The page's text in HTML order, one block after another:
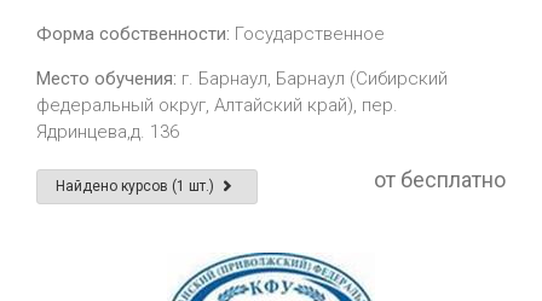
Форма собственности: Государственное
Место обучения: г. Барнаул, Барнаул (Сибирский
федеральный округ, Алтайский край), пер.
Ядринцева,д. 136
Найдено курсов (1 шт.) от бесплатно